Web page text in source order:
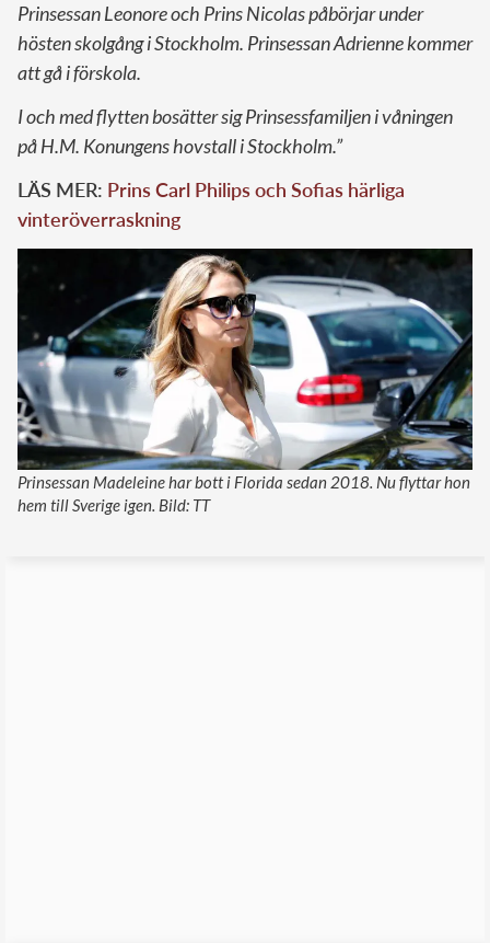
Prinsessan Leonore och Prins Nicolas påbörjar under
hösten skolgång i Stockholm. Prinsessan Adrienne kommer
att gå i förskola.
I och med flytten bosätter sig Prinsessfamiljen i våningen
på H.M. Konungens hovstall i Stockholm.”
LÄS MER: Prins Carl Philips och Sofias härliga
vinteröverraskning
Prinsessan Madeleine har bott i Florida sedan 2018. Nu flyttar hon
hem till Sverige igen. Bild: TT